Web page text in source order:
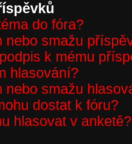
do fóra?
nebo smažu
k mému
hlasování?
nebo smažu
dostat k fóru?
hlasovat v anketě?